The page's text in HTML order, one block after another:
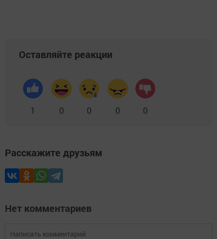
Оставляйте реакции
1 0 0 0 0
Расскажите друзьям
Нет комментариев